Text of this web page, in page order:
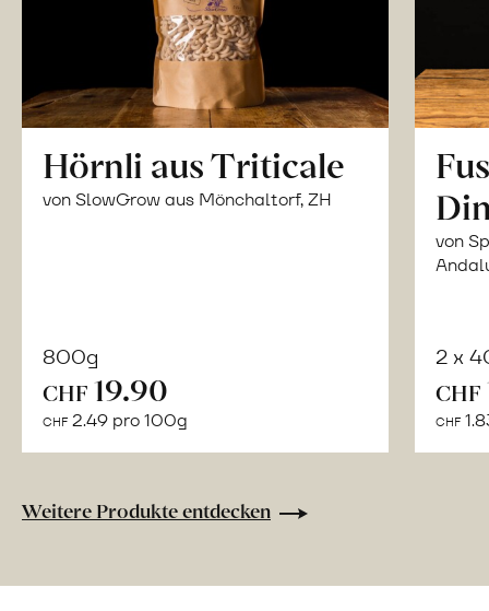
Hörnli aus Triticale
von SlowGrow aus Mönchaltorf, ZH
800g
CHF 19.90
CHF 2.49 pro 100g
von
2 x
CHF
CHF
Weitere Produkte entdecken